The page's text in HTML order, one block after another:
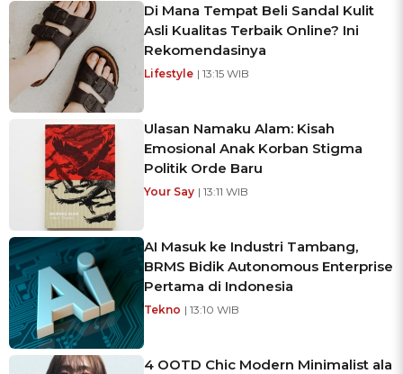
Di Mana Tempat Beli Sandal Kulit
Asli Kualitas Terbaik Online? Ini
Rekomendasinya
Lifestyle | 13:15 WIB
Ulasan Namaku Alam: Kisah
Emosional Anak Korban Stigma
Politik Orde Baru
Your Say | 13:11 WIB
AI Masuk ke Industri Tambang,
BRMS Bidik Autonomous Enterprise
Pertama di Indonesia
Tekno | 13:10 WIB
4 OOTD Chic Modern Minimalist ala